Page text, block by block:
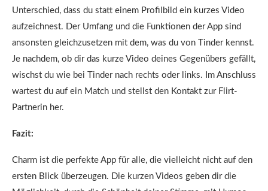
Unterschied, dass du statt einem Profilbild ein kurzes Video
aufzeichnest. Der Umfang und die Funktionen der App sind
ansonsten gleichzusetzen mit dem, was du von Tinder kennst.
Je nachdem, ob dir das kurze Video deines Gegenübers gefällt,
wischst du wie bei Tinder nach rechts oder links. Im Anschluss
wartest du auf ein Match und stellst den Kontakt zur Flirt-
Partnerin her.
Fazit:
Charm ist die perfekte App für alle, die vielleicht nicht auf den
ersten Blick überzeugen. Die kurzen Videos geben dir die